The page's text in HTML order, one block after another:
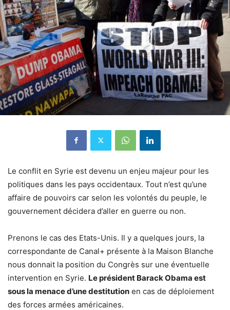
Le conflit en Syrie est devenu un enjeu majeur pour les
politiques dans les pays occidentaux. Tout n’est qu’une
affaire de pouvoirs car selon les volontés du peuple, le
gouvernement décidera d’aller en guerre ou non.
Prenons le cas des Etats-Unis. Il y a quelques jours, la
correspondante de Canal+ présente à la Maison Blanche
nous donnait la position du Congrès sur une éventuelle
intervention en Syrie. Le président Barack Obama est
sous la menace d’une destitution en cas de déploiement
des forces armées américaines.